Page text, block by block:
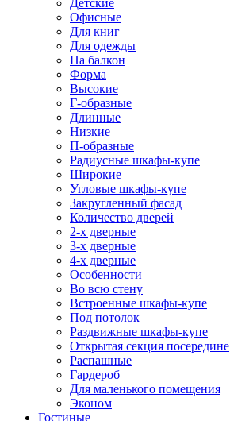
Детские
Офисные
Для книг
Для одежды
На балкон
Форма
Высокие
Г-образные
Длинные
Низкие
П-образные
Радиусные шкафы-купе
Широкие
Угловые шкафы-купе
Закругленный фасад
Количество дверей
2-х дверные
3-х дверные
4-х дверные
Особенности
Во всю стену
Встроенные шкафы-купе
Под потолок
Раздвижные шкафы-купе
Открытая секция посередине
Распашные
Гардероб
Для маленького помещения
Эконом
Гостиные